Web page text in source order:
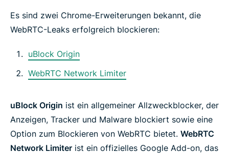
Es sind zwei Chrome-Erweiterungen bekannt, die
WebRTC-Leaks erfolgreich blockieren:
uBlock Origin
WebRTC Network Limiter
uBlock Origin ist ein allgemeiner Allzweckblocker, der
Anzeigen, Tracker und Malware blockiert sowie eine
Option zum Blockieren von WebRTC bietet. WebRTC
Network Limiter ist ein offizielles Google Add-on, das